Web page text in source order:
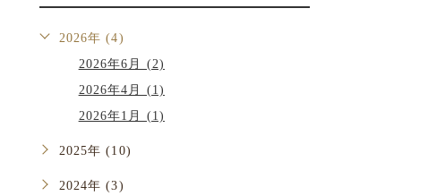
2026年 (4)
2026年6月 (2)
2026年4月 (1)
2026年1月 (1)
2025年 (10)
2024年 (3)